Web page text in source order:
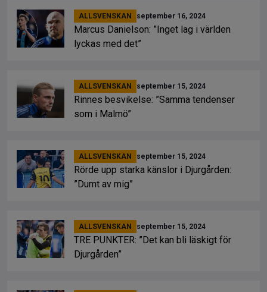
ALLSVENSKAN september 16, 2024
Marcus Danielson: ”Inget lag i världen
lyckas med det”
ALLSVENSKAN september 15, 2024
Rinnes besvikelse: ”Samma tendenser
som i Malmö”
ALLSVENSKAN september 15, 2024
Rörde upp starka känslor i Djurgården:
”Dumt av mig”
ALLSVENSKAN september 15, 2024
TRE PUNKTER: ”Det kan bli läskigt för
Djurgården”